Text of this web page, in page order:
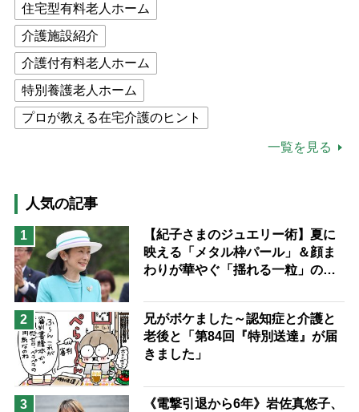
住宅型有料老人ホーム
介護施設紹介
介護付有料老人ホーム
特別養護老人ホーム
プロが教える在宅介護のヒント
猫が母になつきません
息子の遠距離介護サバイバル術
兄がボケました
便利なサービス
予防法
一覧を見る
人気の記事
1
【紀子さまのジュエリー術】夏に
映える「メタル枠パール」＆顔ま
わりが華やぐ「揺れる一粒」の使
2
兄がボケました～認知症と介護と
老後と「第84回『特別送達』が届
きました」
3
《電撃引退から6年》岩佐真悠子、